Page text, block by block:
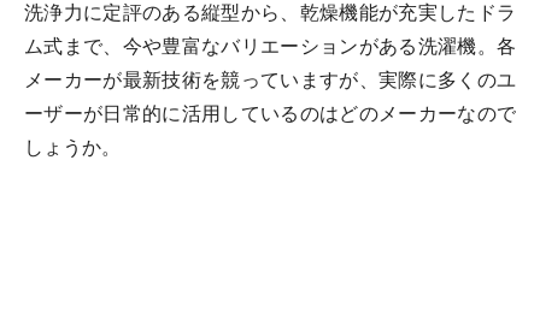
洗浄力に定評のある縦型から、乾燥機能が充実したドラ
ム式まで、今や豊富なバリエーションがある洗濯機。各
メーカーが最新技術を競っていますが、実際に多くのユ
ーザーが日常的に活用しているのはどのメーカーなので
しょうか。